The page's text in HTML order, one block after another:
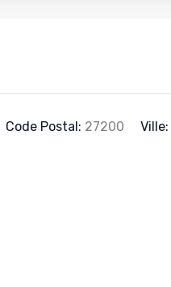
Code Postal: 27200 Ville: